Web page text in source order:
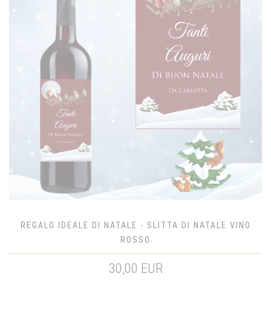
REGALO IDEALE DI NATALE - SLITTA DI NATALE VINO
ROSSO
30,00 EUR